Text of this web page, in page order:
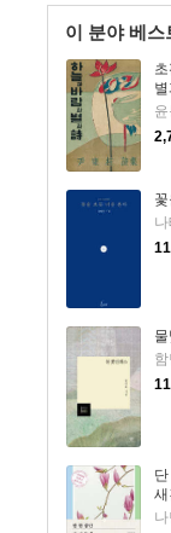
이 분야 베스
별
새